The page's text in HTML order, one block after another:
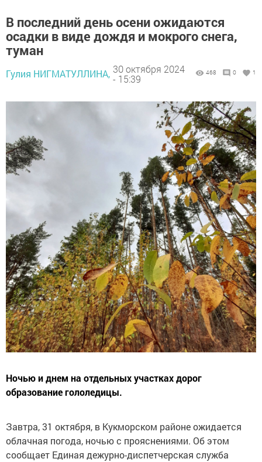
В последний день осени ожидаются
осадки в виде дождя и мокрого снега,
туман
Гулия НИГМАТУЛЛИНА, 30 октября 2024
- 15:39
468 0 1
Ночью и днем на отдельных участках дорог
образование гололедицы.
Завтра, 31 октября, в Кукморском районе ожидается
облачная погода, ночью с прояснениями. Об этом
сообщает Единая дежурно-диспетчерская служба